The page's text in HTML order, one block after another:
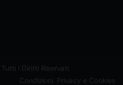
i Diritti Riservati.
Condizioni, Privacy e Cookies